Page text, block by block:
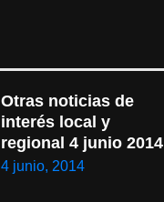
Otras noticias de
interés local y
regional 4 junio 2014
4 junio, 2014